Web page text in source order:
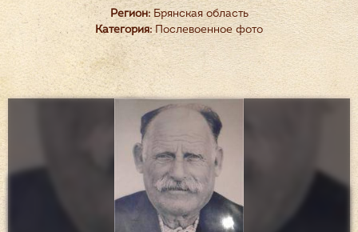
Регион:Брянская область
Категория:Послевоенное фото